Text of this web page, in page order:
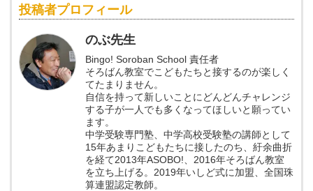
投稿者プロフィール
のぶ先生
Bingo! Soroban School 責任者
そろばん教室でこどもたちと接するのが楽しく
てたまりません。
自信を持って新しいことにどんどんチャレンジ
する子が一人でも多くなってほしいと願ってい
ます。
中学受験専門塾、中学高校受験塾の講師として
15年あまりこどもたちに接したのち、紆余曲折
を経て2013年ASOBO!、2016年そろばん教室
を立ち上げる。2019年いしど式に加盟、全国珠
算連盟認定教師。